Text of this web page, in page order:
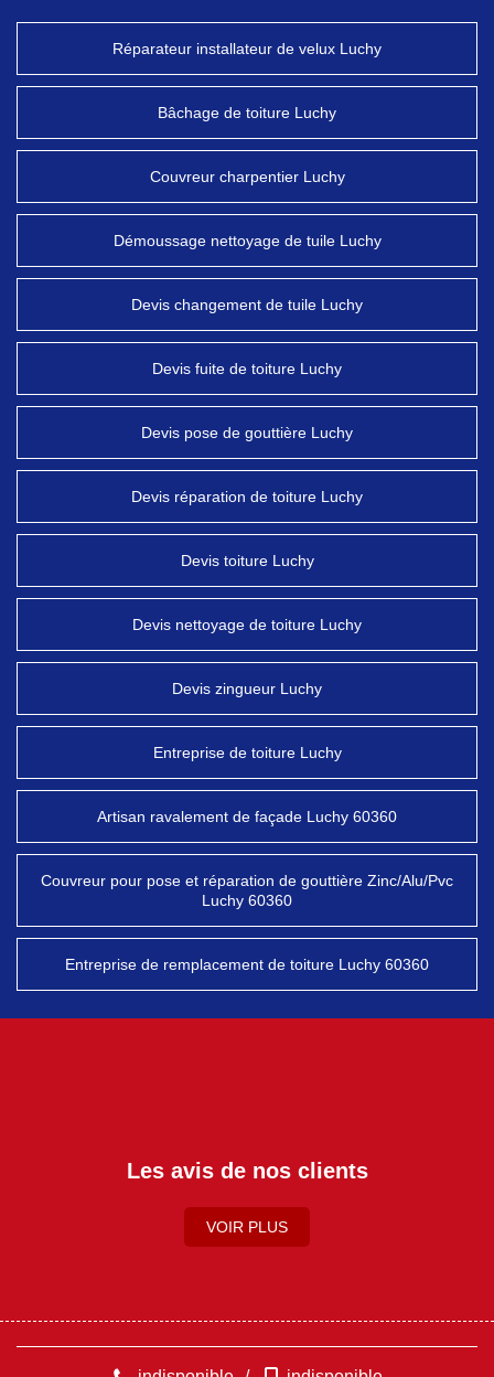
Réparateur installateur de velux Luchy
Bâchage de toiture Luchy
Couvreur charpentier Luchy
Démoussage nettoyage de tuile Luchy
Devis changement de tuile Luchy
Devis fuite de toiture Luchy
Devis pose de gouttière Luchy
Devis réparation de toiture Luchy
Devis toiture Luchy
Devis nettoyage de toiture Luchy
Devis zingueur Luchy
Entreprise de toiture Luchy
Artisan ravalement de façade Luchy 60360
Couvreur pour pose et réparation de gouttière Zinc/Alu/Pvc
Luchy 60360
Entreprise de remplacement de toiture Luchy 60360
Les avis de nos clients
VOIR PLUS